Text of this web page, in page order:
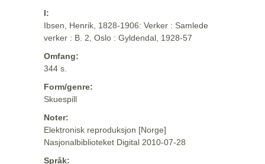
I:
Ibsen, Henrik, 1828-1906: Verker : Samlede
verker : B. 2, Oslo : Gyldendal, 1928-57
Omfang:
344 s.
Form/genre:
Skuespill
Noter:
Elektronisk reproduksjon [Norge]
Nasjonalbiblioteket Digital 2010-07-28
Språk: